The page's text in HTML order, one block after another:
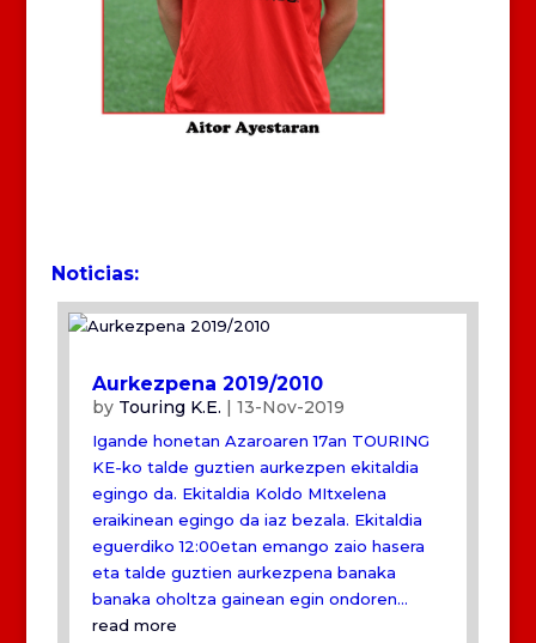
Noticias:
Aurkezpena 2019/2010
by Touring K.E. 13-Nov-2019
Igande honetan Azaroaren 17an TOURING
KE-ko talde guztien aurkezpen ekitaldia
egingo da. Ekitaldia Koldo MItxelena
eraikinean egingo da iaz bezala. Ekitaldia
eguerdiko 12:00etan emango zaio hasera
eta talde guztien aurkezpena banaka
banaka oholtza gainean egin ondoren...
read more